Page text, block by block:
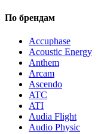
По брендам
Accuphase
Acoustic Energy
Anthem
Arcam
Ascendo
ATC
ATI
Audia Flight
Audio Physic